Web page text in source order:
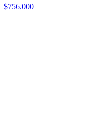
$756.000